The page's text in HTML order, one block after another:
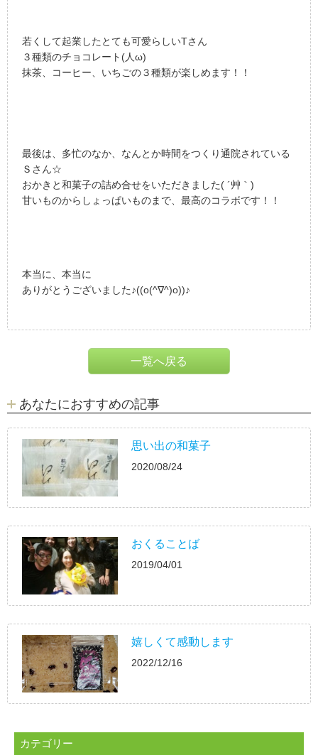
若くして起業したとても可愛らしいTさん
３種類のチョコレート(人ω)
抹茶、コーヒー、いちごの３種類が楽しめます！！
最後は、多忙のなか、なんとか時間をつくり通院されている
Ｓさん☆
おかきと和菓子の詰め合せをいただきました( ´艸｀)
甘いものからしょっぱいものまで、最高のコラボです！！
本当に、本当に
ありがとうございました♪((o(^∇^)o))♪
一覧へ戻る
あなたにおすすめの記事
思い出の和菓子
2020/08/24
おくることば
2019/04/01
嬉しくて感動します
2022/12/16
カテゴリー